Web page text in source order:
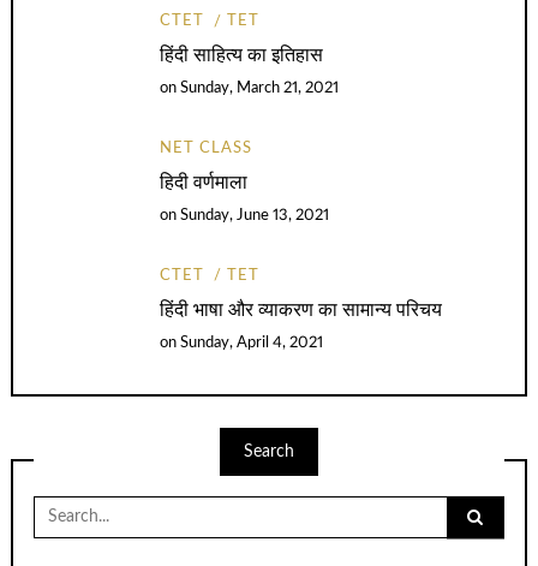
CTET TET
हिंदी साहित्य का इतिहास
onSunday, March 21, 2021
NET CLASS
हिदी वर्णमाला
onSunday, June 13, 2021
CTET TET
हिंदी भाषा और व्याकरण का सामान्य परिचय
onSunday, April 4, 2021
Search
Search
for: